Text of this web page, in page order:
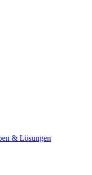
& Lösungen